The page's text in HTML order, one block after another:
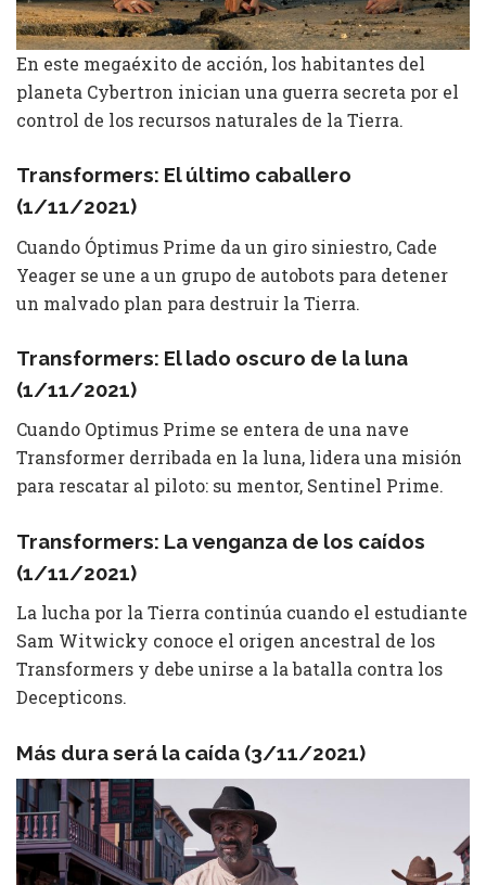
En este megaéxito de acción, los habitantes del
planeta Cybertron inician una guerra secreta por el
control de los recursos naturales de la Tierra.
Transformers: El último caballero
(1/11/2021)
Cuando Óptimus Prime da un giro siniestro, Cade
Yeager se une a un grupo de autobots para detener
un malvado plan para destruir la Tierra.
Transformers: El lado oscuro de la luna
(1/11/2021)
Cuando Optimus Prime se entera de una nave
Transformer derribada en la luna, lidera una misión
para rescatar al piloto: su mentor, Sentinel Prime.
Transformers: La venganza de los caídos
(1/11/2021)
La lucha por la Tierra continúa cuando el estudiante
Sam Witwicky conoce el origen ancestral de los
Transformers y debe unirse a la batalla contra los
Decepticons.
Más dura será la caída (3/11/2021)